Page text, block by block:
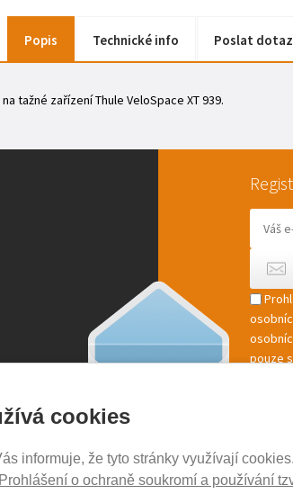
cookies
informuje, že tyto stránky využívají
Prohlášení o ochraně soukromí a používání
Popis Technické info Poslat dotaz
tažné zařízení Thule VeloSpace XT 939.
pouze